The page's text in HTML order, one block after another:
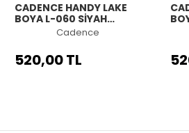
CADENCE HANDY LAKE
BOYA L-060 SİYAH
Cadence
520,00 TL